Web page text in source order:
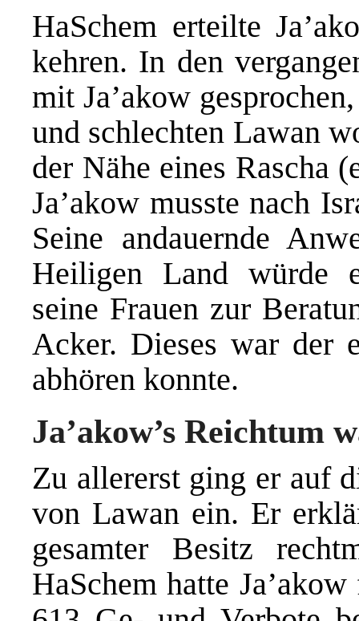
HaSchem erteilte
kehren. In den
mit Ja’akow
und schlechten Lawan
der Nähe eines Rascha
Ja’akow musste nach
Seine andauernde
Heiligen Land würde
seine Frauen zur
Acker. Dieses war der
abhören konnte.
Ja’akow’s Reichtum
Zu allererst ging er auf
von Lawan ein. Er
gesamter Besitz
HaSchem hatte